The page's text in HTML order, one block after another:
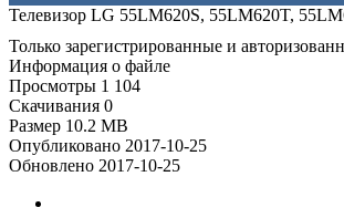
Телевизор LG 55LM620S, 55LM620T,
Только зарегистрированные и
Информация о файле
Просмотры 1 104
Скачивания 0
Размер 10.2 MB
Опубликовано 2017-10-25
Обновлено 2017-10-25